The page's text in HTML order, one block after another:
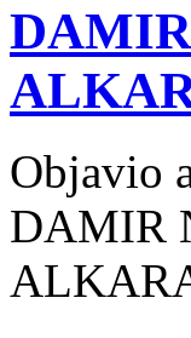
Objavio
DAMIR